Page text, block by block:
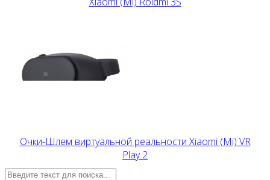
Очки-Шлем виртуальной реальности Xiaomi (Mi) VR
Play 2